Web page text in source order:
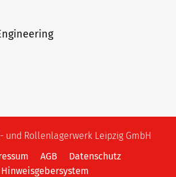
und Rollenlagerwerk Leipzig GmbH
AGB
Datenschutz
Hinweisgebersystem